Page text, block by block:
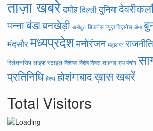
ताज़ा खबरेदमोहदिल्लीदुनियादेवरीकलाँ
पन्नाबंडाबनखेड़ी बालीबुड बिजनेस न्यूज़ बिज़नेस बीना
मंदसौरमध्यप्रदेशमनोरंजन महाराष्ट राजनीति
रिलेशनसिप लाइफ स्टाइल विज्ञापन विशेष दिवस शाहगढ़ शुभ पंचांग
प्रतिनिधि हेल्थ होशंगाबादख़ास खबरें
Total Visitors